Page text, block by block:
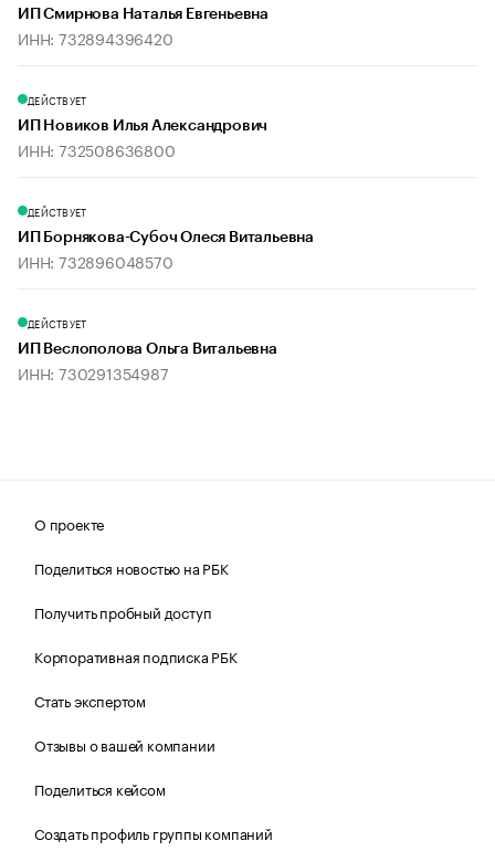
ИП Смирнова Наталья Евгеньевна
ИНН: 732894396420
ДЕЙСТВУЕТ
ИП Новиков Илья Александрович
ИНН: 732508636800
ДЕЙСТВУЕТ
ИП Борнякова-Субоч Олеся Витальевна
ИНН: 732896048570
ДЕЙСТВУЕТ
ИП Веслополова Ольга Витальевна
ИНН: 730291354987
О проекте
Поделиться новостью на РБК
Получить пробный доступ
Корпоративная подписка РБК
Стать экспертом
Отзывы о вашей компании
Поделиться кейсом
Создать профиль группы компаний